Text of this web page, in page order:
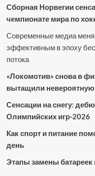
Сборная Норвегии
чемпионате мира по
Современные медиа
эффективным в эпоху
потока
«Локомотив» снова в
вытащили невероятную
Сенсации на снегу:
Олимпийских игр-2026
Как спорт и питание
день
Этапы замены батареек